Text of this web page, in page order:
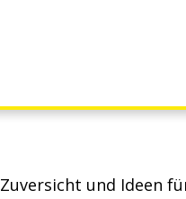
Zuversicht und Ideen